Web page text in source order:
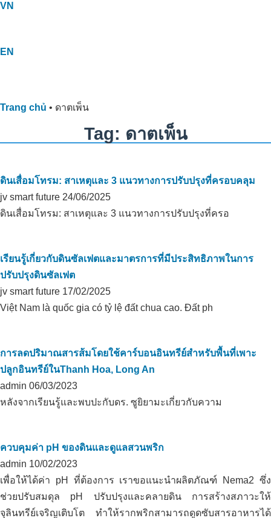
VN
EN
Trang chủ • ดาตเพ็น
Tag: ดาตเพ็น
ดินเสื่อมโทรม: สาเหตุและ 3 แนวทางการปรับปรุงที่ครอบคลุม
jv smart future 24/06/2025
ดินเสื่อมโทรม: สาเหตุและ 3 แนวทางการปรับปรุงที่ครอ
เรียนรู้เกี่ยวกับดินซัลเฟตและมาตรการที่มีประสิทธิภาพในการ
ปรับปรุงดินซัลเฟต
jv smart future 17/02/2025
Việt Nam là quốc gia có tỷ lệ đất chua cao. Đất ph
การลดปริมาณสารส้มโดยใช้คาร์บอนอินทรีย์สำหรับพื้นที่เพาะ
ปลูกอินทรีย์ในThanh Hoa, Long An
admin 06/03/2023
หลังจากเรียนรู้และพบปะกับดร. ซูยิยามะเกี่ยวกับความ
ควบคุมค่า pH ของดินและดูแลสวนพริก
admin 10/02/2023
เพื่อให้ได้ค่า pH ที่ต้องการ เราขอแนะนำผลิตภัณฑ์ Nema2 ซึ่ง
ช่วยปรับสมดุล pH ปรับปรุงและคลายดิน การสร้างสภาวะให้
จุลินทรีย์เจริญเติบโต ทำให้รากพริกสามารถดูดซับสารอาหารได้